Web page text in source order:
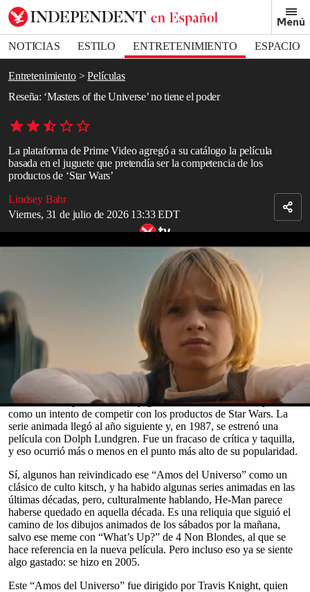
Menú
NOTICIAS ESTILO ENTRETENIMIENTO
ESPACIO
DEPORTES
Entretenimiento
Películas
Reseña: ‘Masters of the Universe’ no tiene el poder
La plataforma de Prime Video agregó a su catálogo la película
basada en el juguete que pretendía ser la competencia de los
productos de ‘Star Wars’
Lindsey Bahr
Viernes, 31 de julio de 2026 13:33 EDT
Bookmark popover
Removed from bookmarks
Close popover
seconds
seconds
Puede que “Amos del Universo” no sepa quién es su público.
Claro, sí, quizá el objetivo sea “todo el mundo”. Los grandes éxitos
modernos suelen apuntar a esos cuatro cuadrantes dorados que
podrían justificar gastar cientos de millones de dólares para hacer
una película sobre un juguete viejo. Pero, en lo que respecta a los
hermosos productos rubios de Mattel, He-Man no es y nunca iba a
Es un personaje y una estética, músculos de fisicoculturista, cortes
de pelo tipo tazón y todo lo demás, tan arraigados en la década de
1980 como se puede estar. El juguete se lanzó en 1982, al parecer
como un intento de competir con los productos de Star Wars. La
serie animada llegó al año siguiente y, en 1987, se estrenó una
película con Dolph Lundgren. Fue un fracaso de crítica y taquilla,
y eso ocurrió más o menos en el punto más alto de su popularidad.
Sí, algunos han reivindicado ese “Amos del Universo” como un
clásico de culto kitsch, y ha habido algunas series animadas en las
últimas décadas, pero, culturalmente hablando, He-Man parece
haberse quedado en aquella década. Es una reliquia que siguió el
camino de los dibujos animados de los sábados por la mañana,
salvo ese meme con “What’s Up?” de 4 Non Blondes, al que se
hace referencia en la nueva película. Pero incluso eso ya se siente
algo gastado: se hizo en 2005.
Este “Amos del Universo” fue dirigido por Travis Knight, quien